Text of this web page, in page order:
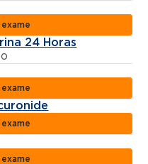
24 Horas